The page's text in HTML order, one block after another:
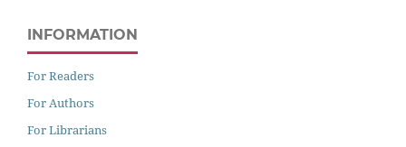
INFORMATION
For Readers
For Authors
For Librarians